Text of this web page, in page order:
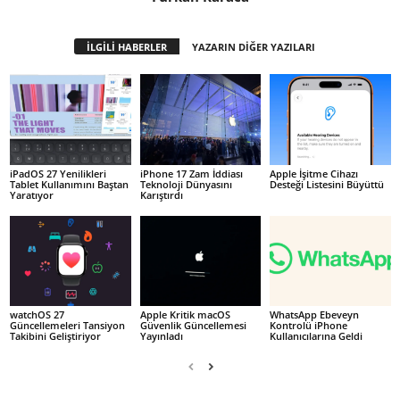
İLGİLİ HABERLER YAZARIN DİĞER YAZILARI
iPadOS 27 Yenilikleri
Tablet Kullanımını Baştan
Yaratıyor
iPhone 17 Zam İddiası
Teknoloji Dünyasını
Karıştırdı
Apple İşitme Cihazı
Desteği Listesini Büyüttü
watchOS 27
Güncellemeleri Tansiyon
Takibini Geliştiriyor
Apple Kritik macOS
Güvenlik Güncellemesi
Yayınladı
WhatsApp Ebeveyn
Kontrolü iPhone
Kullanıcılarına Geldi